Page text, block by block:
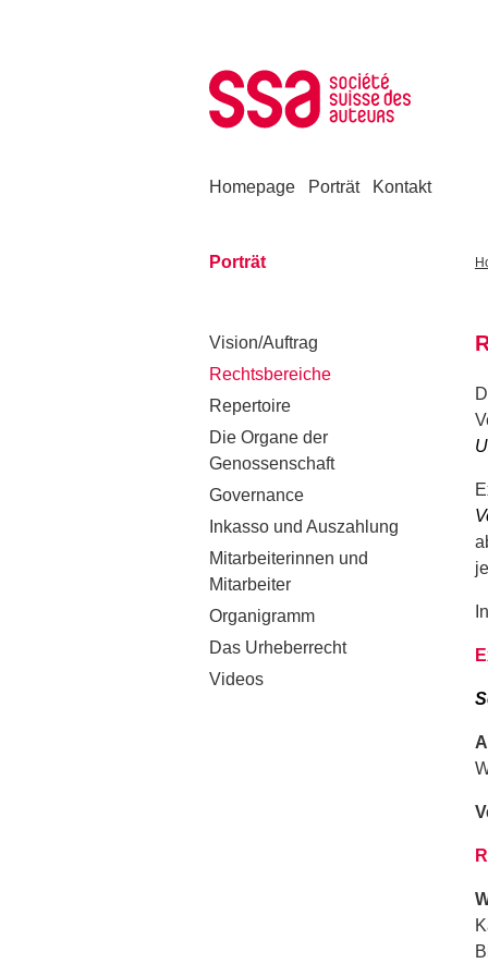
Homepage Porträt Kontakt
Porträt
Vision/Auftrag
Rechtsbereiche
Repertoire
Die Organe der
Genossenschaft
Governance
Inkasso und Auszahlung
Mitarbeiterinnen und
Mitarbeiter
Organigramm
Das Urheberrecht
Videos